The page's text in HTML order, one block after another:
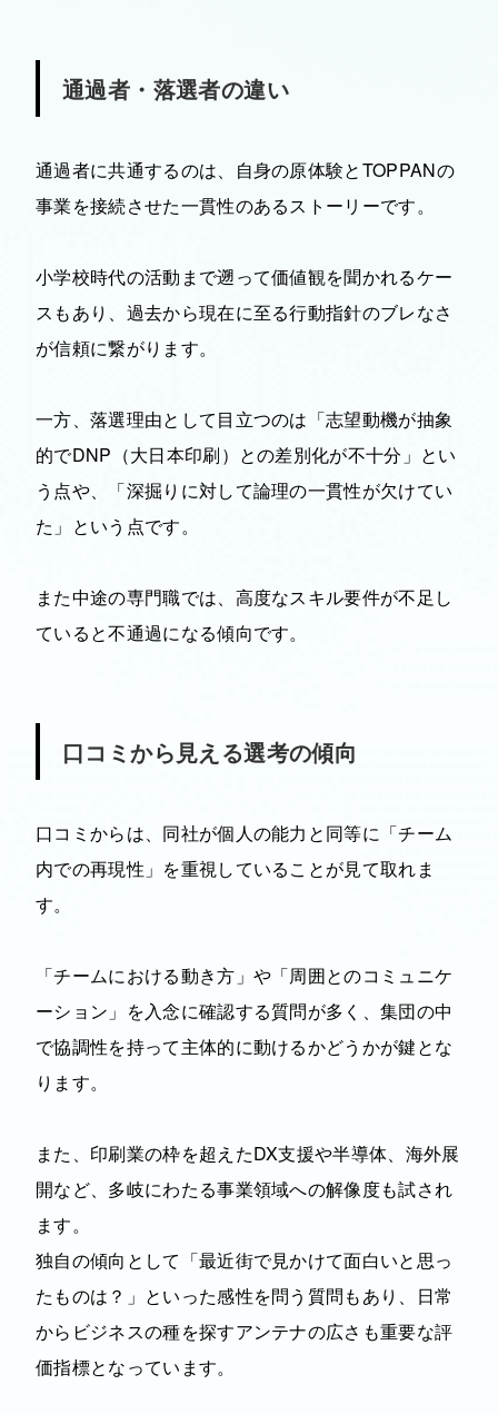
通過者・落選者の違い
通過者に共通するのは、自身の原体験とTOPPANの
事業を接続させた一貫性のあるストーリーです。
小学校時代の活動まで遡って価値観を聞かれるケー
スもあり、過去から現在に至る行動指針のブレなさ
が信頼に繋がります。
一方、落選理由として目立つのは「志望動機が抽象
的でDNP（大日本印刷）との差別化が不十分」とい
う点や、「深掘りに対して論理の一貫性が欠けてい
た」という点です。
また中途の専門職では、高度なスキル要件が不足し
ていると不通過になる傾向です。
口コミから見える選考の傾向
口コミからは、同社が個人の能力と同等に「チーム
内での再現性」を重視していることが見て取れま
す。
「チームにおける動き方」や「周囲とのコミュニケ
ーション」を入念に確認する質問が多く、集団の中
で協調性を持って主体的に動けるかどうかが鍵とな
ります。
また、印刷業の枠を超えたDX支援や半導体、海外展
開など、多岐にわたる事業領域への解像度も試され
ます。
独自の傾向として「最近街で見かけて面白いと思っ
たものは？」といった感性を問う質問もあり、日常
からビジネスの種を探すアンテナの広さも重要な評
価指標となっています。